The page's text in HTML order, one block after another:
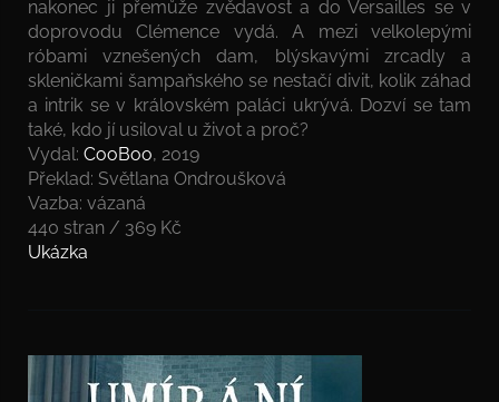
nakonec ji přemůže zvědavost a do Versailles se v
doprovodu Clémence vydá. A mezi velkolepými
róbami vznešených dam, blýskavými zrcadly a
skleničkami šampaňského se nestačí divit, kolik záhad
a intrik se v královském paláci ukrývá. Dozví se tam
také, kdo jí usiloval u život a proč?
Vydal: CooBoo, 2019
Překlad: Světlana Ondroušková
Vazba: vázaná
440 stran / 369 Kč
Ukázka